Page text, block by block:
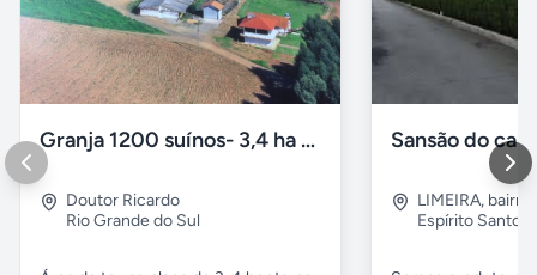
Granja 1200 suínos- 3,4 ha Doutor Ricardo/RS
Doutor Ricardo
Rio Grande do Sul
LIMEIRA,
Espírito Santo